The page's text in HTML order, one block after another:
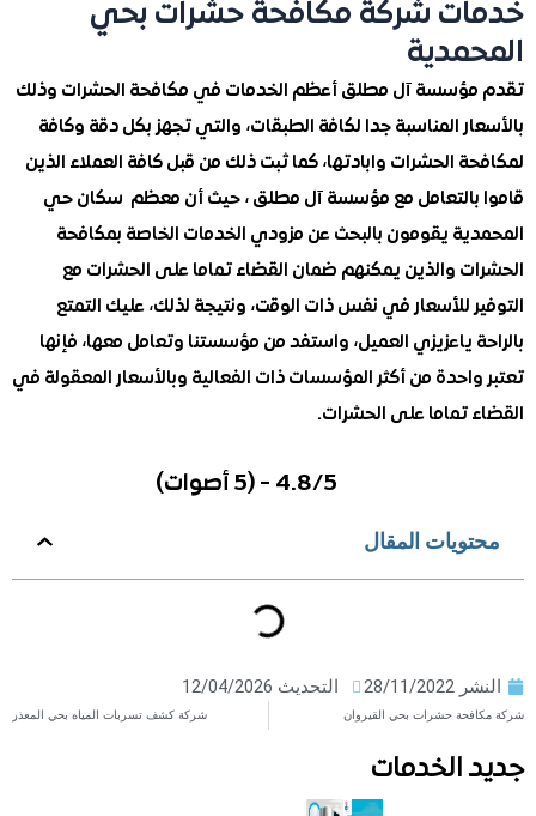
شركة مكافحة حشرات بحي
آل مطلق أعظم الخدمات في مكافحة الحشرات وذلك
المناسبة جدا لكافة الطبقات، والتي تجهز بكل دقة وكافة
الحشرات وابادتها، كما ثبت ذلك من قبل كافة العملاء الذين
بالتعامل مع مؤسسة آل مطلق ، حيث أن معظم سكان حي
يقومون بالبحث عن مزودي الخدمات الخاصة بمكافحة
والذين يمكنهم ضمان القضاء تماما على الحشرات مع
للأسعار في نفس ذات الوقت، ونتيجة لذلك، عليك التمتع
ياعزيزي العميل، واستفد من مؤسستنا وتعامل معها، فإنها
من أكثر المؤسسات ذات الفعالية وبالأسعار المعقولة في
تماما على الحشرات.
المقال
28/11/2022 التحديث 12/04/2026
حشرات بحي القيروان شركة كشف تسربات المياه بحي المعذر
الخدمات